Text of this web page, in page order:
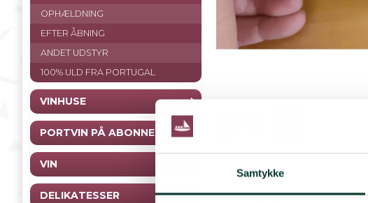
Samtykke
OPHÆLDNING
EFTER ÅBNING
ANDET UDSTYR
100% ULD FRA PORTUGAL
VINHUSE
PORTVIN PÅ ABONNEMENT
VIN
DELIKATESSER Tilvalg